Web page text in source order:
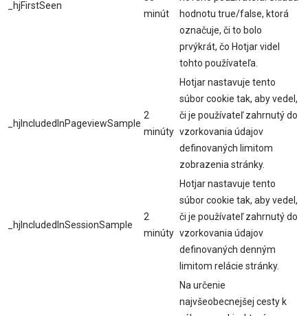
_hjFirstSeen
minút
hodnotu true/false, ktorá
označuje, či to bolo
prvýkrát, čo Hotjar videl
tohto používateľa.
_hjIncludedInPageviewSample
2
minúty
Hotjar nastavuje tento
súbor cookie tak, aby vedel,
či je používateľ zahrnutý do
vzorkovania údajov
definovaných limitom
zobrazenia stránky.
_hjIncludedInSessionSample
2
minúty
Hotjar nastavuje tento
súbor cookie tak, aby vedel,
či je používateľ zahrnutý do
vzorkovania údajov
definovaných denným
limitom relácie stránky.
Na určenie
najvšeobecnejšej cesty k